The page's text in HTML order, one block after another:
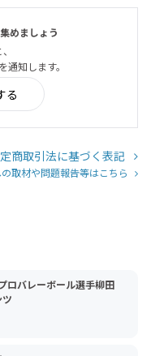
めましょう
通知します。
る
商取引法に基づく表記
取材や問題報告等はこちら
ロバレーボール選手柳田